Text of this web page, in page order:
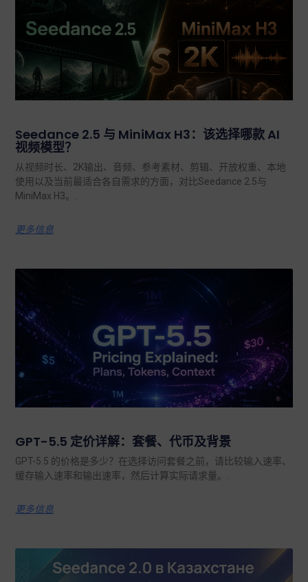
Seedance 2.5 与 MiniMax H3：该选择哪款 AI
视频模型？
从视频时长、2K输出、音频、参考素材、剪辑、开放权重、本地
使用以及当前最适合各自需求的方面，对比Seedance 2.5与
MiniMax H3。.
更多信息
GPT-5.5 定价详解：套餐、代币及背景
GPT-5.5 的价格是多少？在选择访问套餐之前，请比较输入速率、
缓存输入速率和输出速率，然后计算实际请求量。.
更多信息